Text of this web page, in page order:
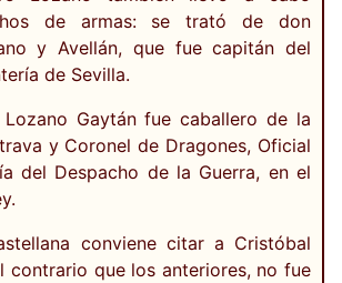
de armas: se trató de don
y Avellán, que fue capitán del
de Sevilla.
Lozano Gaytán fue caballero de la
y Coronel de Dragones, Oficial
del Despacho de la Guerra, en el
conviene citar a Cristóbal
contrario que los anteriores, no fue